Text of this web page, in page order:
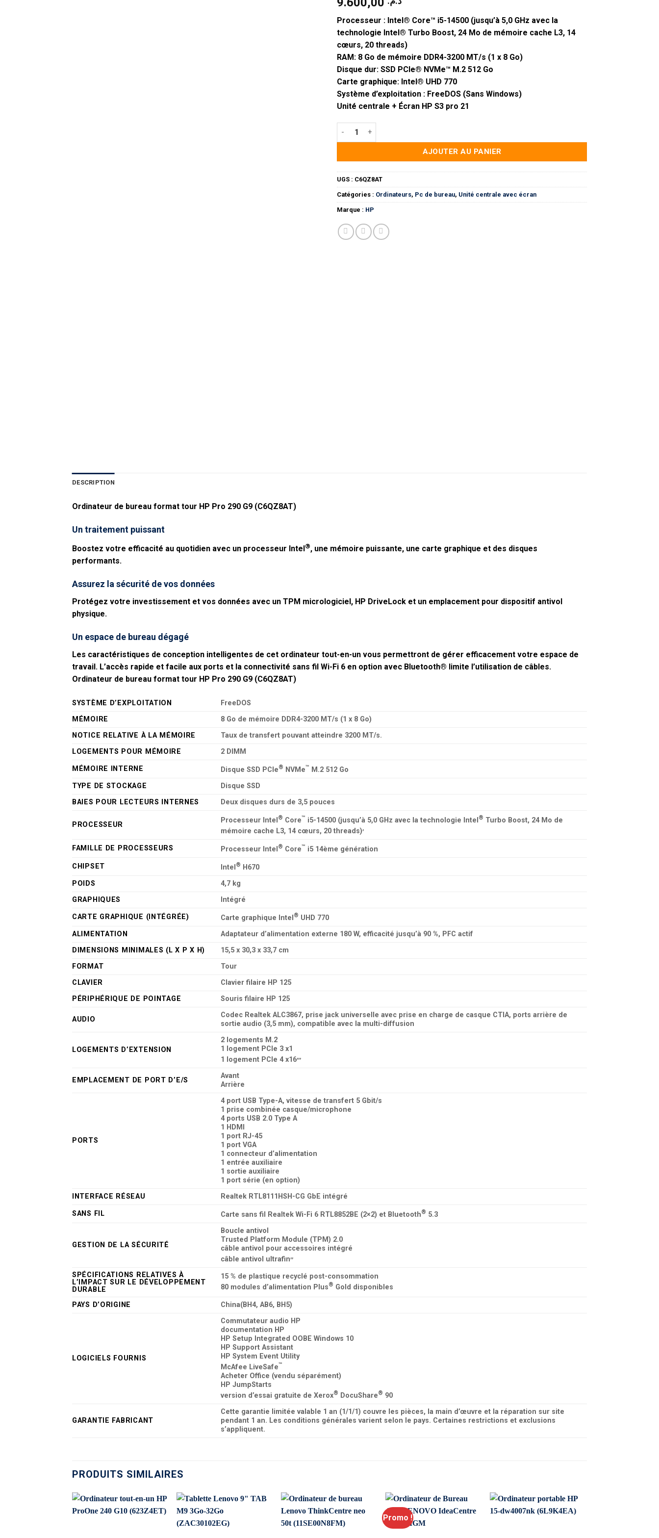
Processeur : Intel® Core™ i5-14500 (jusqu’à 5,0 GHz avec la
technologie Intel® Turbo Boost, 24 Mo de mémoire cache L3, 14
cœurs, 20 threads)
RAM: 8 Go de mémoire DDR4-3200 MT/s (1 x 8 Go)
Disque dur: SSD PCIe® NVMe™ M.2 512 Go
Carte graphique: Intel® UHD 770
Système d’exploitation : FreeDOS (Sans Windows)
Unité centrale + Écran HP S3 pro 21
quantité de Ordinateur de bureau format tour HP Pro 290 G9 (C6QZ8AT)
AJOUTER AU PANIER
UGS : C6QZ8AT
Catégories : Ordinateurs, Pc de bureau, Unité centrale avec écran
Marque : HP
DESCRIPTION
Ordinateur de bureau format tour HP Pro 290 G9 (C6QZ8AT)
Un traitement puissant
Boostez votre efficacité au quotidien avec un processeur Intel ®, une mémoire puissante, une carte graphique et des disques
performants.
Assurez la sécurité de vos données
Protégez votre investissement et vos données avec un TPM micrologiciel, HP DriveLock et un emplacement pour dispositif antivol
physique.
Un espace de bureau dégagé
Les caractéristiques de conception intelligentes de cet ordinateur tout-en-un vous permettront de gérer efficacement votre espace de
travail. L’accès rapide et facile aux ports et la connectivité sans fil Wi-Fi 6 en option avec Bluetooth® limite l’utilisation de câbles.
Ordinateur de bureau format tour HP Pro 290 G9 (C6QZ8AT)
SYSTÈME D’EXPLOITATION
FreeDOS
MÉMOIRE
8 Go de mémoire DDR4-3200 MT/s (1 x 8 Go)
NOTICE RELATIVE À LA MÉMOIRE
Taux de transfert pouvant atteindre 3200 MT/s.
LOGEMENTS POUR MÉMOIRE
2 DIMM
MÉMOIRE INTERNE Disque SSD PCIe® NVMe™ M.2 512 Go
TYPE DE STOCKAGE
Disque SSD
BAIES POUR LECTEURS INTERNES
Deux disques durs de 3,5 pouces
PROCESSEUR
Processeur Intel ® Core™ i5-14500 (jusqu’à 5,0 GHz avec la technologie Intel ® Turbo Boost, 24 Mo de
mémoire cache L3, 14 cœurs, 20 threads),
FAMILLE DE PROCESSEURS Processeur Intel ® Core™ i5 14ème génération
CHIPSET Intel ® H670
POIDS
4,7 kg
GRAPHIQUES
Intégré
CARTE GRAPHIQUE (INTÉGRÉE) Carte graphique Intel ® UHD 770
ALIMENTATION
Adaptateur d’alimentation externe 180 W, efficacité jusqu’à 90 %, PFC actif
DIMENSIONS MINIMALES (L X P X H)
15,5 x 30,3 x 33,7 cm
FORMAT
Tour
CLAVIER
Clavier filaire HP 125
PÉRIPHÉRIQUE DE POINTAGE
Souris filaire HP 125
AUDIO
Codec Realtek ALC3867, prise jack universelle avec prise en charge de casque CTIA, ports arrière de
sortie audio (3,5 mm), compatible avec la multi-diffusion
LOGEMENTS D’EXTENSION
2 logements M.2
1 logement PCIe 3 x1
1 logement PCIe 4 x16,,,
EMPLACEMENT DE PORT D’E/S
Avant
Arrière
PORTS
4 port USB Type-A, vitesse de transfert 5 Gbit/s
1 prise combinée casque/microphone
4 ports USB 2.0 Type A
1 HDMI
1 port RJ-45
1 port VGA
1 connecteur d’alimentation
1 entrée auxiliaire
1 sortie auxiliaire
1 port série (en option)
INTERFACE RÉSEAU
Realtek RTL8111HSH-CG GbE intégré
SANS FIL Carte sans fil Realtek Wi-Fi 6 RTL8852BE (2×2) et Bluetooth® 5.3
GESTION DE LA SÉCURITÉ
Boucle antivol
Trusted Platform Module (TPM) 2.0
câble antivol pour accessoires intégré
câble antivol ultrafin,,
SPÉCIFICATIONS RELATIVES À
L’IMPACT SUR LE DÉVELOPPEMENT
DURABLE
15 % de plastique recyclé post-consommation
80 modules d’alimentation Plus® Gold disponibles
PAYS D’ORIGINE China(BH4, AB6, BH5)
LOGICIELS FOURNIS
Commutateur audio HP
documentation HP
HP Setup Integrated OOBE Windows 10
HP Support Assistant
HP System Event Utility
McAfee LiveSafe™
Acheter Office (vendu séparément)
HP JumpStarts
version d’essai gratuite de Xerox® DocuShare® 90
GARANTIE FABRICANT
Cette garantie limitée valable 1 an (1/1/1) couvre les pièces, la main d’œuvre et la réparation sur site
pendant 1 an. Les conditions générales varient selon le pays. Certaines restrictions et exclusions
s’appliquent.
PRODUITS SIMILAIRES
Promo !